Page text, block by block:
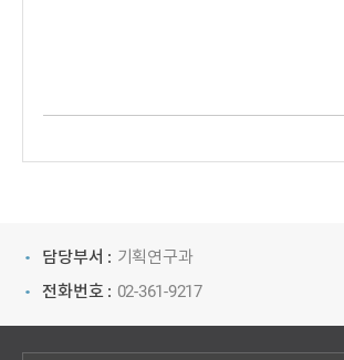
담당부서 : 기획연구과
전화번호 : 02-361-9217